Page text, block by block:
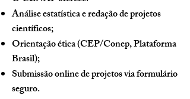
Análise estatística e redação de projetos
científicos;
Orientação ética (CEP/Conep, Plataforma
Brasil);
Submissão online de projetos via formulário
seguro.